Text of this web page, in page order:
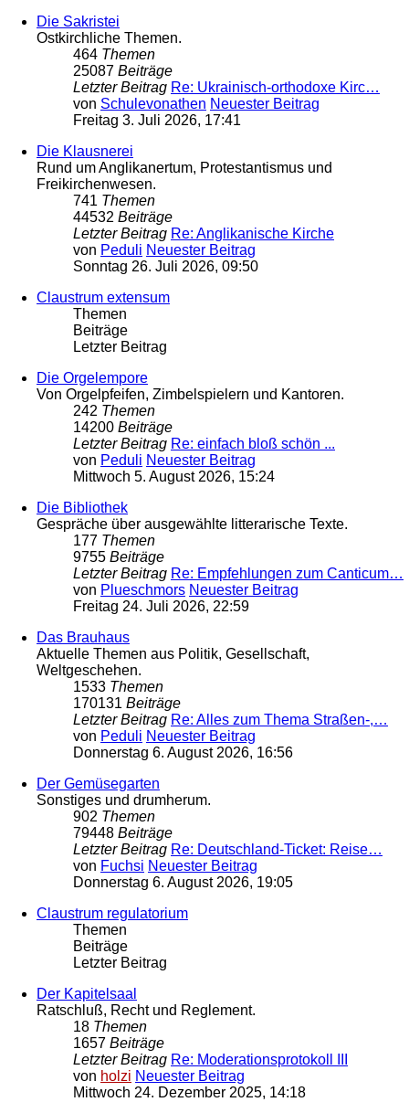
Die Sakristei
Ostkirchliche Themen.
464 Themen
25087 Beiträge
Letzter Beitrag Re: Ukrainisch-orthodoxe Kirc…
von Schulevonathen Neuester Beitrag
Freitag 3. Juli 2026, 17:41
Die Klausnerei
Rund um Anglikanertum, Protestantismus und
Freikirchenwesen.
741 Themen
44532 Beiträge
Letzter Beitrag Re: Anglikanische Kirche
von Peduli Neuester Beitrag
Sonntag 26. Juli 2026, 09:50
Claustrum extensum
Themen
Beiträge
Letzter Beitrag
Die Orgelempore
Von Orgelpfeifen, Zimbelspielern und Kantoren.
242 Themen
14200 Beiträge
Letzter Beitrag Re: einfach bloß schön ...
von Peduli Neuester Beitrag
Mittwoch 5. August 2026, 15:24
Die Bibliothek
Gespräche über ausgewählte litterarische Texte.
177 Themen
9755 Beiträge
Letzter Beitrag Re: Empfehlungen zum Canticum…
von Plueschmors Neuester Beitrag
Freitag 24. Juli 2026, 22:59
Das Brauhaus
Aktuelle Themen aus Politik, Gesellschaft,
Weltgeschehen.
1533 Themen
170131 Beiträge
Letzter Beitrag Re: Alles zum Thema Straßen-,…
von Peduli Neuester Beitrag
Donnerstag 6. August 2026, 16:56
Der Gemüsegarten
Sonstiges und drumherum.
902 Themen
79448 Beiträge
Letzter Beitrag Re: Deutschland-Ticket: Reise…
von Fuchsi Neuester Beitrag
Donnerstag 6. August 2026, 19:05
Claustrum regulatorium
Themen
Beiträge
Letzter Beitrag
Der Kapitelsaal
Ratschluß, Recht und Reglement.
18 Themen
1657 Beiträge
Letzter Beitrag Re: Moderationsprotokoll III
von holzi Neuester Beitrag
Mittwoch 24. Dezember 2025, 14:18